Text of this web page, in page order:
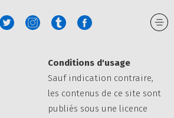
Conditions d'usage
Sauf indication contraire,
les contenus de ce site sont
publiés sous une licence